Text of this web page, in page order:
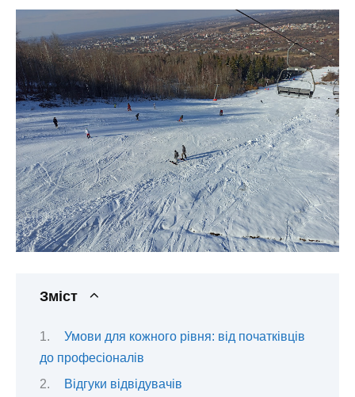
Зміст
Умови для кожного рівня: від початківців
до професіоналів
Відгуки відвідувачів